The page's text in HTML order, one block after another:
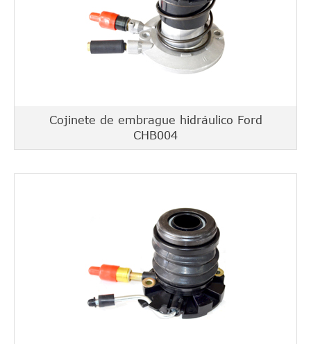
Cojinete de embrague hidráulico Ford
CHB004